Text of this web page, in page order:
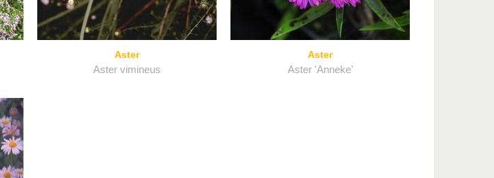
Aster
Aster vimineus
Aster
Aster 'Anneke'